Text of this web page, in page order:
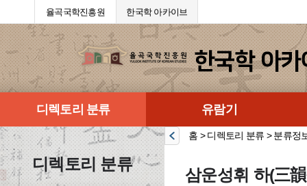
율곡국학진흥원 한국학 아카이브
디렉토리 분류 유람기
디렉토리 분류
홈 > 디렉토리 분류 > 분류정
삼운성휘 하(三